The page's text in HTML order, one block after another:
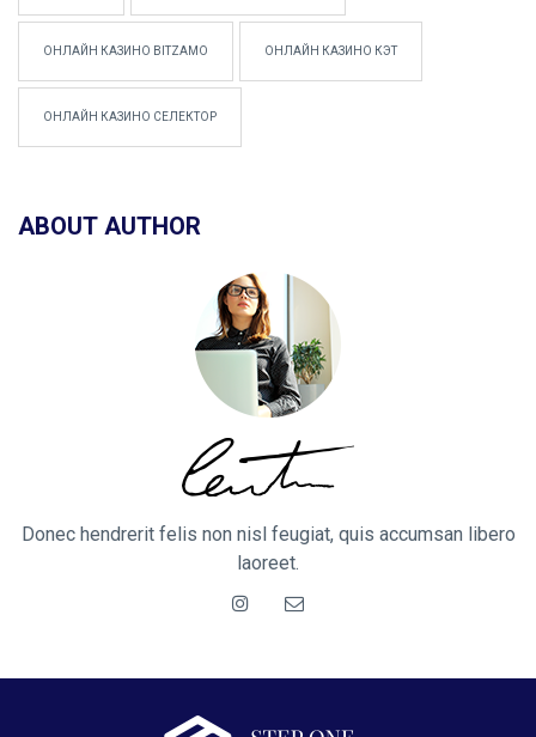
ОНЛАЙН КАЗИНО BITZAMO ОНЛАЙН КАЗИНО КЭТ
ОНЛАЙН КАЗИНО СЕЛЕКТОР
ABOUT AUTHOR
Donec hendrerit felis non nisl feugiat, quis accumsan libero
laoreet.